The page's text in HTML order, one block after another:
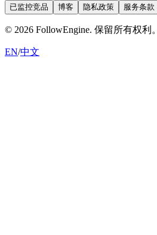
已监控竞品 博客 隐私政策 服务条款
© 2026 FollowEngine. 保留所有权利。
EN/中文